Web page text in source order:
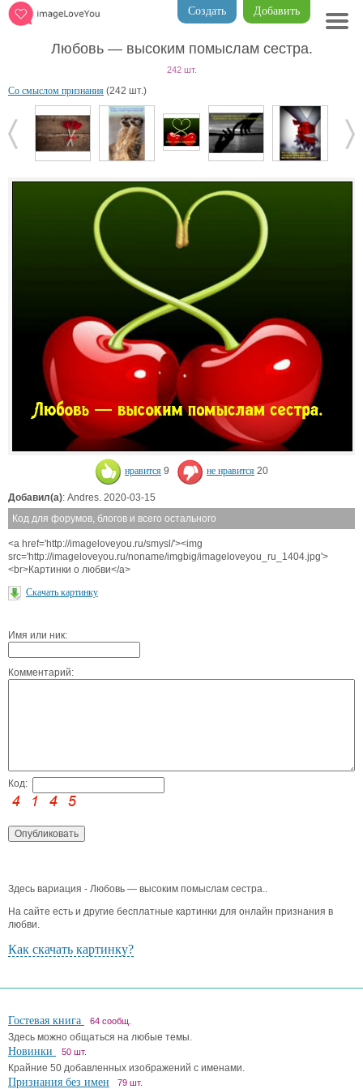
Добавить
Создать
Любовь — высоким помыслам сестра.
242 шт.
Со смыслом признания (242 шт.)
нравится 9 не нравится 20
Добавил(а): Andres. 2020-03-15
Код для форумов, блогов и всего остального
<a href='http://imageloveyou.ru/smysl/'><img
src='http://imageloveyou.ru/noname/imgbig/imageloveyou_ru_1404.jpg'>
<br>Картинки о любви</a>
Скачать картинку
Имя или ник:
Комментарий:
Код:
Здесь вариация - Любовь — высоким помыслам сестра..
На сайте есть и другие бесплатные картинки для онлайн признания в
любви.
Как скачать картинку?
Гостевая книга 64 сообщ.
Здесь можно общаться на любые темы.
Новинки 50 шт.
Крайние 50 добавленных изображений с именами.
Признания без имен 79 шт.